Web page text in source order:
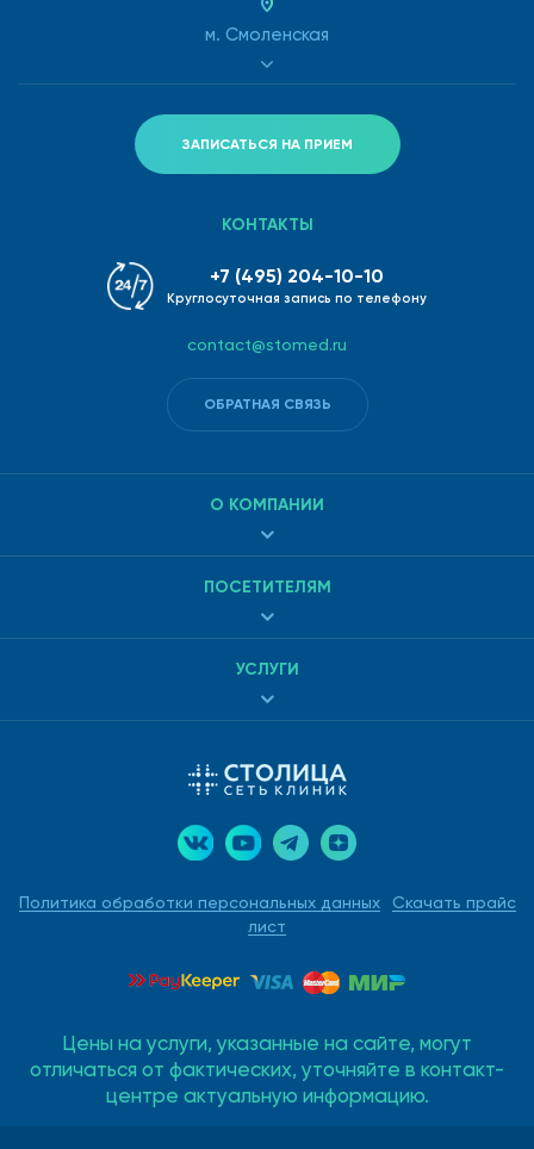
м. Смоленская
ЗАПИСАТЬСЯ НА ПРИЕМ
Политика обработки персональных данных
Скачать прайс
лист
О КОМПАНИИ
ПОСЕТИТЕЛЯМ
УСЛУГИ
КОНТАКТЫ
+7 (495) 204-10-10
Круглосуточная запись по телефону
contact@stomed.ru
ОБРАТНАЯ СВЯЗЬ
Цены на услуги, указанные на сайте, могут
отличаться от фактических, уточняйте в контакт-
центре актуальную информацию.